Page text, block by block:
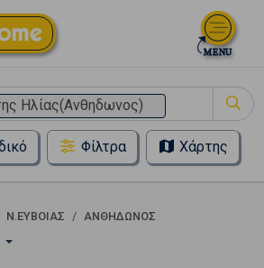
Ηλίας(Ανθηδωνος)
Φίλτρα Χάρτης
Ν.ΕΥΒΟΙΑΣ
ΑΝΘΗΔΩΝΟΣ